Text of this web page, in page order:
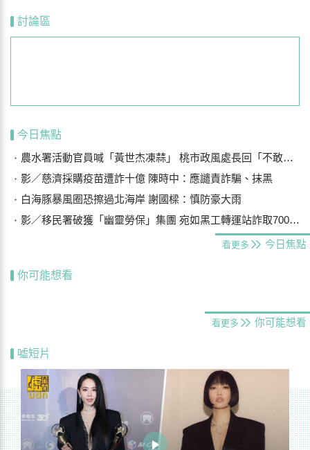
討論區
今日焦點
農水署活動官員喊「黃世杰凍蒜」 桃市政風處長回「不敢說有違法」
影／慈濟採購疫苗遭詐十億 陳時中：應譴責詐騙、抹黑
白海豚暴風圈恐擦過北海岸 謝國樑：慎防豪大雨
影／移民署破獲「幽靈勞保」集團 宛如黑工轉運站詐取700萬元
看更多 今日焦點
你可能想看
看更多 你可能想看
噓短片